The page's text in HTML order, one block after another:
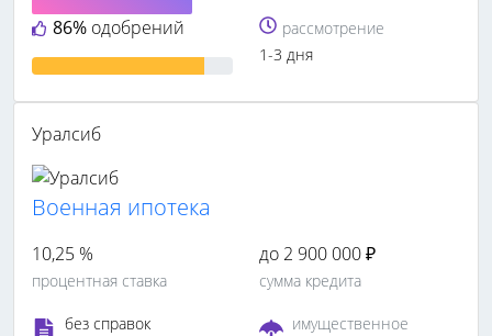
86% одобрений
рассмотрение
1-3 дня
Уралсиб
Военная ипотека
10,25 %
процентная ставка
до 2 900 000 ₽
сумма кредита
без справок
имущественное